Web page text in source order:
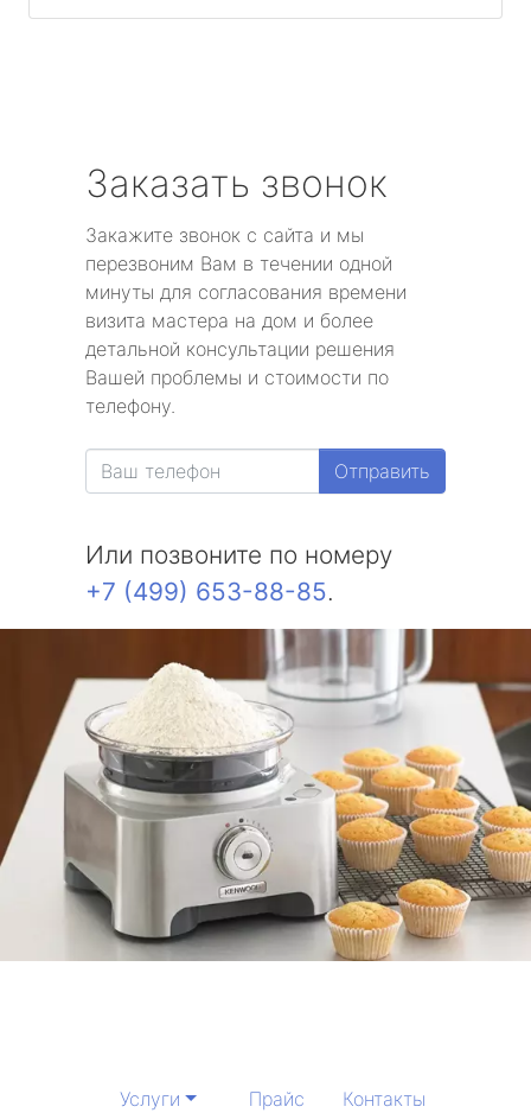
Заказать звонок
Закажите звонок с сайта и мы
перезвоним Вам в течении одной
минуты для согласования времени
визита мастера на дом и более
детальной консультации решения
Вашей проблемы и стоимости по
телефону.
Отправить
Или позвоните по номеру
+7 (499) 653-88-85.
Услуги Прайс Контакты